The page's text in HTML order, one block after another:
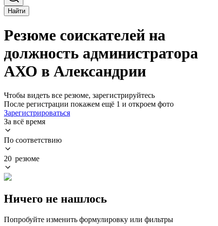
Найти
Резюме соискателей на
должность администратора
АХО в Александрии
Чтобы видеть все резюме, зарегистрируйтесь
После регистрации покажем ещё 1 и откроем фото
Зарегистрироваться
За всё время
По соответствию
20 резюме
Ничего не нашлось
Попробуйте изменить формулировку или фильтры